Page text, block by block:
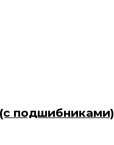
подшибниками)